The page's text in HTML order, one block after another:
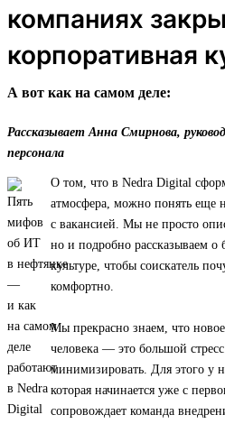
компаниях
корпоративная
А вот как на самом деле:
Рассказывает Анна Смирнова,
персонала
О том, что в Nedra Digital
атмосфера, можно понять еще
с вакансией. Мы не просто
но и подробно рассказываем о
культуре, чтобы соискатель
комфортно.
Мы прекрасно знаем, что
человека — это большой
минимизировать. Для этого у
которая начинается уже с
сопровождает команда